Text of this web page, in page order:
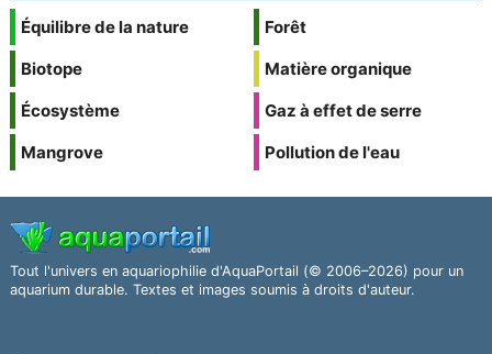
Équilibre de la nature
Biotope
Écosystème
Mangrove
Forêt
Matière organique
Gaz à effet de serre
Pollution de l'eau
Tout l'univers en aquariophilie d'AquaPortail (© 2006–2026) pour un
aquarium durable. Textes et images soumis à droits d'auteur.